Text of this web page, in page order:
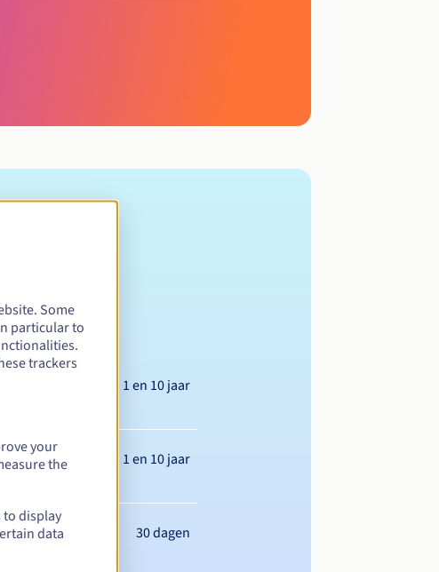
Tussen 1 en 10 jaar
Tussen 1 en 10 jaar
30 dagen
Some
particular to
trackers
your
the
display
data